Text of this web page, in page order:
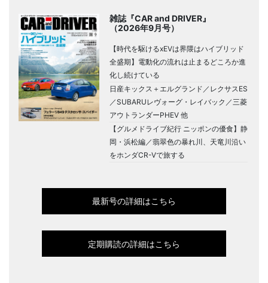
雑誌『CAR and DRIVER』
（2026年9月号）
【時代を駆けるxEVは界隈はハイブリッド
全盛期】電動化の流れは止まるどころか進
化し続けている
日産キックス＋エルグランド／レクサスES
／SUBARUレヴォーグ・レイバック／三菱
アウトランダーPHEV 他
【グルメドライブ紀行 ニッポンの優食】静
岡・浜松編／翡翠色の暴れ川、天竜川沿い
をホンダCR-Vで旅する
最新号の詳細はこちら
定期購読の詳細はこちら